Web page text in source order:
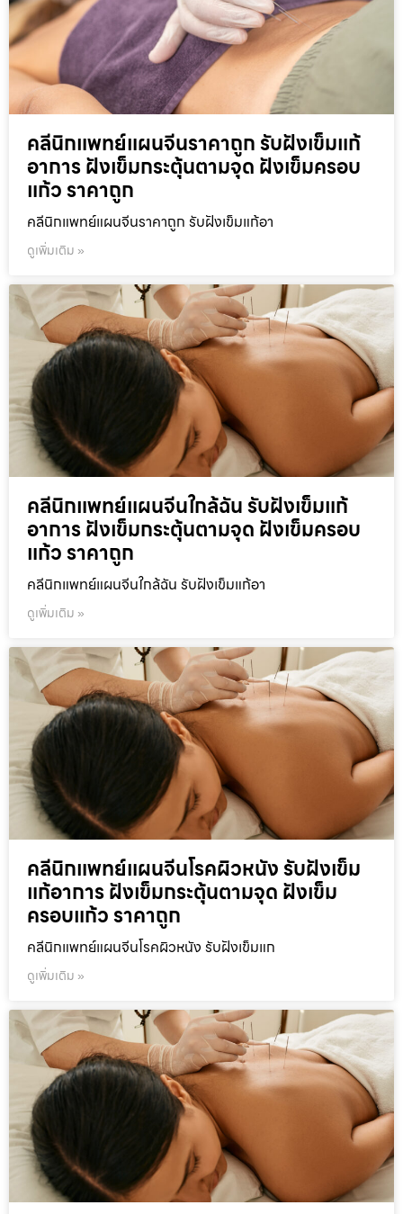
คลีนิกแพทย์แผนจีนราคาถูก รับฝังเข็มแก้
อาการ ฝังเข็มกระตุ้นตามจุด ฝังเข็มครอบ
แก้ว ราคาถูก
คลีนิกแพทย์แผนจีนราคาถูก รับฝังเข็มแก้อา
ดูเพิ่มเติม »
คลีนิกแพทย์แผนจีนใกล้ฉัน รับฝังเข็มแก้
อาการ ฝังเข็มกระตุ้นตามจุด ฝังเข็มครอบ
แก้ว ราคาถูก
คลีนิกแพทย์แผนจีนใกล้ฉัน รับฝังเข็มแก้อา
ดูเพิ่มเติม »
คลีนิกแพทย์แผนจีนโรคผิวหนัง รับฝังเข็ม
แก้อาการ ฝังเข็มกระตุ้นตามจุด ฝังเข็ม
ครอบแก้ว ราคาถูก
คลีนิกแพทย์แผนจีนโรคผิวหนัง รับฝังเข็มแก
ดูเพิ่มเติม »